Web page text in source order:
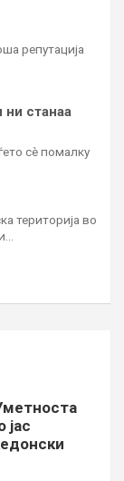
репутација
ни станаа
сè помалку
територија во
јас